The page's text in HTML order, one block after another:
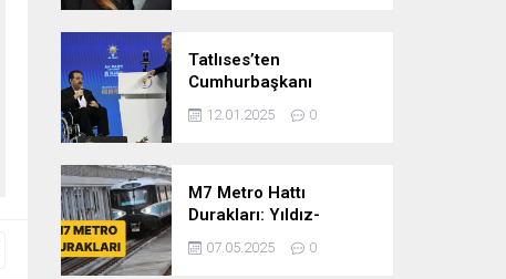
Tatlıses’ten
Cumhurbaşkanı
Erdoğan’a: Önümüzdeki
dönem
12.01.2025 0
M7 Metro Hattı
Durakları: Yıldız-
Mahmutbey Metro Hattı
Güzergahı ve Sefer
07.05.2025 0